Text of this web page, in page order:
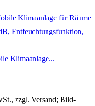
Klimaanlage...
zzgl. Versand; Bild-